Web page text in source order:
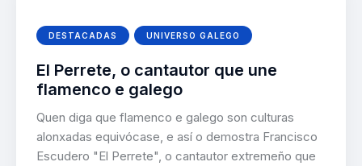
DESTACADAS UNIVERSO GALEGO
El Perrete, o cantautor que une
flamenco e galego
Quen diga que flamenco e galego son culturas
alonxadas equivócase, e así o demostra Francisco
Escudero "El Perrete", o cantautor extremeño que